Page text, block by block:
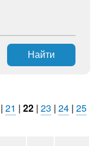
Найти
| 21 | 22 | 23 | 24 | 25